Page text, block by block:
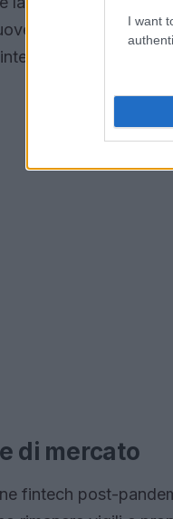
I want
normative per
si adeguino per
di mercato
fintech post-